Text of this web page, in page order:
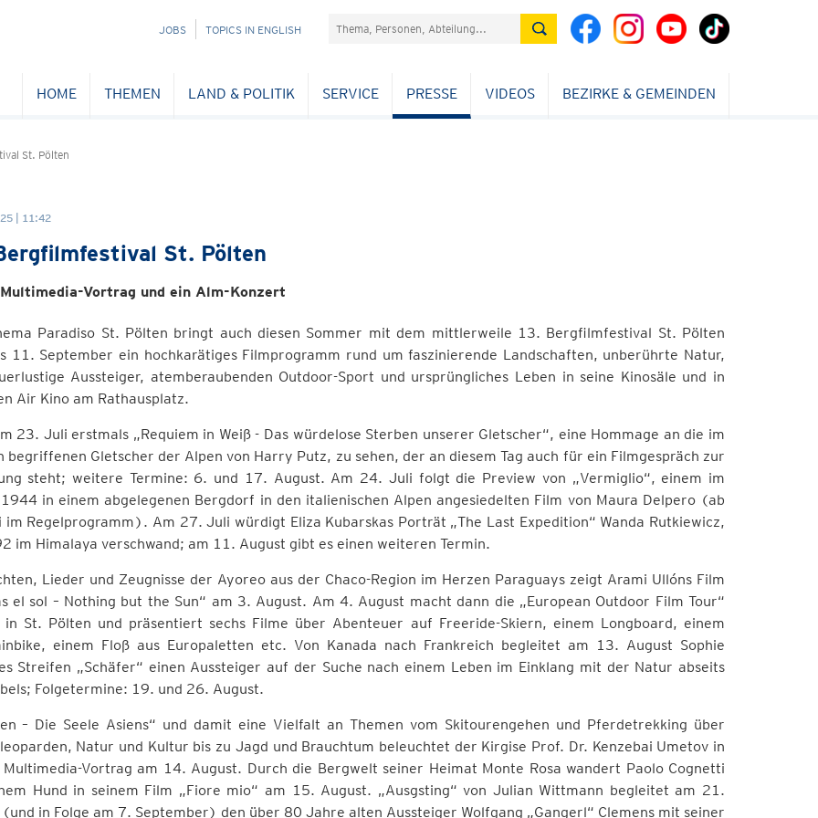
NAVIGATION
JOBS TOPICS IN ENGLISH Suchefeld
HOME THEMEN LAND & POLITIK SERVICE PRESSE VIDEOS BEZIRKE & GEMEINDEN
St. Pölten
| 11:42
St. Pölten
Vortrag und ein Alm-Konzert
Paradiso St. Pölten bringt auch diesen Sommer mit dem mittlerweile 13. Bergfilmfestival St. Pölten
11. September ein hochkarätiges Filmprogramm rund um faszinierende Landschaften, unberührte Natur,
Aussteiger, atemberaubenden Outdoor-Sport und ursprüngliches Leben in seine Kinosäle und in
Air Kino am Rathausplatz.
23. Juli erstmals „Requiem in Weiß - Das würdelose Sterben unserer Gletscher“, eine Hommage an die im
begriffenen Gletscher der Alpen von Harry Putz, zu sehen, der an diesem Tag auch für ein Filmgespräch zur
steht; weitere Termine: 6. und 17. August. Am 24. Juli folgt die Preview von „Vermiglio“, einem im
in einem abgelegenen Bergdorf in den italienischen Alpen angesiedelten Film von Maura Delpero (ab
Regelprogramm). Am 27. Juli würdigt Eliza Kubarskas Porträt „The Last Expedition“ Wanda Rutkiewicz,
im Himalaya verschwand; am 11. August gibt es einen weiteren Termin.
Lieder und Zeugnisse der Ayoreo aus der Chaco-Region im Herzen Paraguays zeigt Arami Ullóns Film
el sol – Nothing but the Sun“ am 3. August. Am 4. August macht dann die „European Outdoor Film Tour“
in St. Pölten und präsentiert sechs Filme über Abenteuer auf Freeride-Skiern, einem Longboard, einem
einem Floß aus Europaletten etc. Von Kanada nach Frankreich begleitet am 13. August Sophie
Streifen „Schäfer“ einen Aussteiger auf der Suche nach einem Leben im Einklang mit der Natur abseits
Folgetermine: 19. und 26. August.
– Die Seele Asiens“ und damit eine Vielfalt an Themen vom Skitourengehen und Pferdetrekking über
Natur und Kultur bis zu Jagd und Brauchtum beleuchtet der Kirgise Prof. Dr. Kenzebai Umetov in
Multimedia-Vortrag am 14. August. Durch die Bergwelt seiner Heimat Monte Rosa wandert Paolo Cognetti
Hund in seinem Film „Fiore mio“ am 15. August. „Ausgsting“ von Julian Wittmann begleitet am 21.
in Folge am 7. September) den über 80 Jahre alten Aussteiger Wolfgang „Gangerl“ Clemens mit seiner